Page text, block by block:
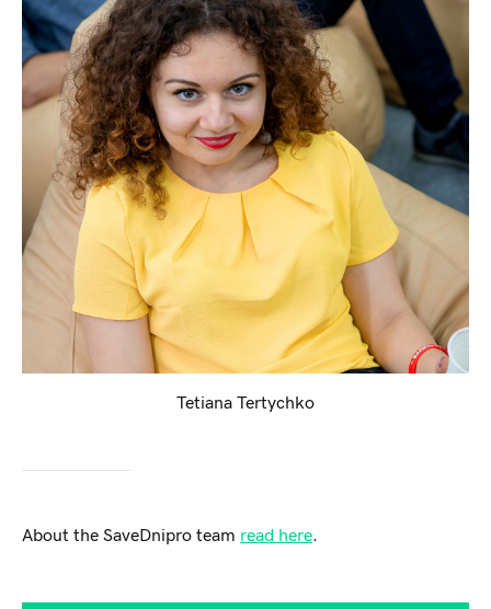
Tetiana Tertychko
About the SaveDnipro team read here.